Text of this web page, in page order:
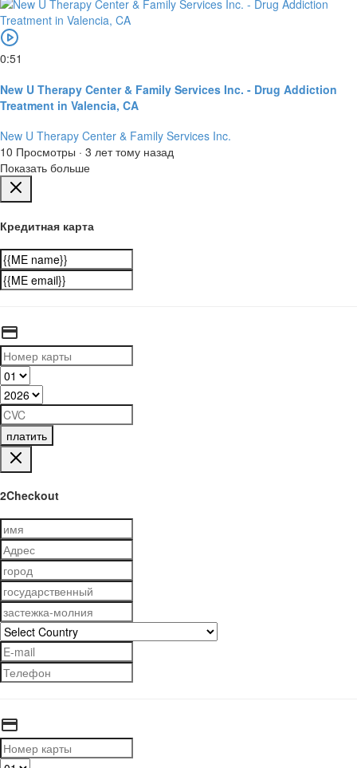
0:51
New U Therapy Center & Family Services Inc. - Drug Addiction
Treatment in Valencia, CA
New U Therapy Center & Family Services Inc.
10 Просмотры · 3 лет тому назад
Показать больше
Кредитная карта
платить
2Checkout